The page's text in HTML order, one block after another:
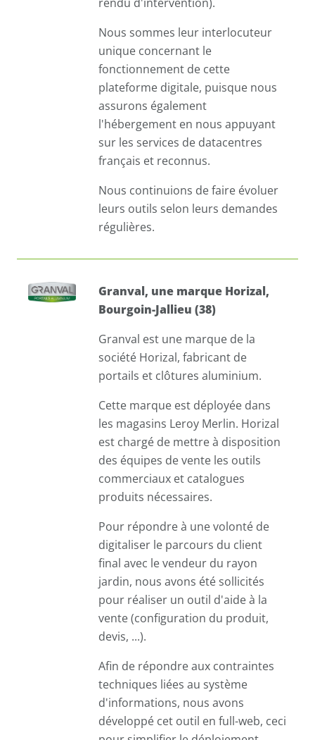
Nous sommes leur interlocuteur
unique concernant le
fonctionnement de cette
plateforme digitale, puisque nous
assurons également
l'hébergement en nous appuyant
sur les services de datacentres
français et reconnus.
Nous continuions de faire évoluer
leurs outils selon leurs demandes
régulières.
Granval, une marque Horizal,
Bourgoin-Jallieu (38)
Granval est une marque de la
société Horizal, fabricant de
portails et clôtures aluminium.
Cette marque est déployée dans
les magasins Leroy Merlin. Horizal
est chargé de mettre à disposition
des équipes de vente les outils
commerciaux et catalogues
produits nécessaires.
Pour répondre à une volonté de
digitaliser le parcours du client
final avec le vendeur du rayon
jardin, nous avons été sollicités
pour réaliser un outil d'aide à la
vente (configuration du produit,
devis, ...).
Afin de répondre aux contraintes
techniques liées au système
d'informations, nous avons
développé cet outil en full-web, ceci